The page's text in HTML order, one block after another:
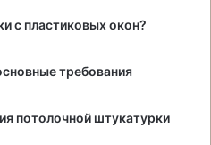
с пластиковых окон?
требования
потолочной штукатурки